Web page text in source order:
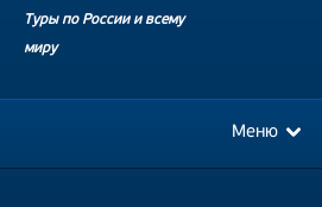
Туры по России и всему
миру
Меню